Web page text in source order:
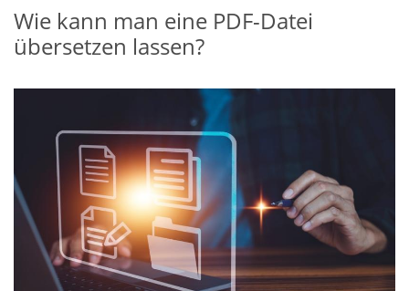
Wie kann man eine PDF-Datei
übersetzen lassen?